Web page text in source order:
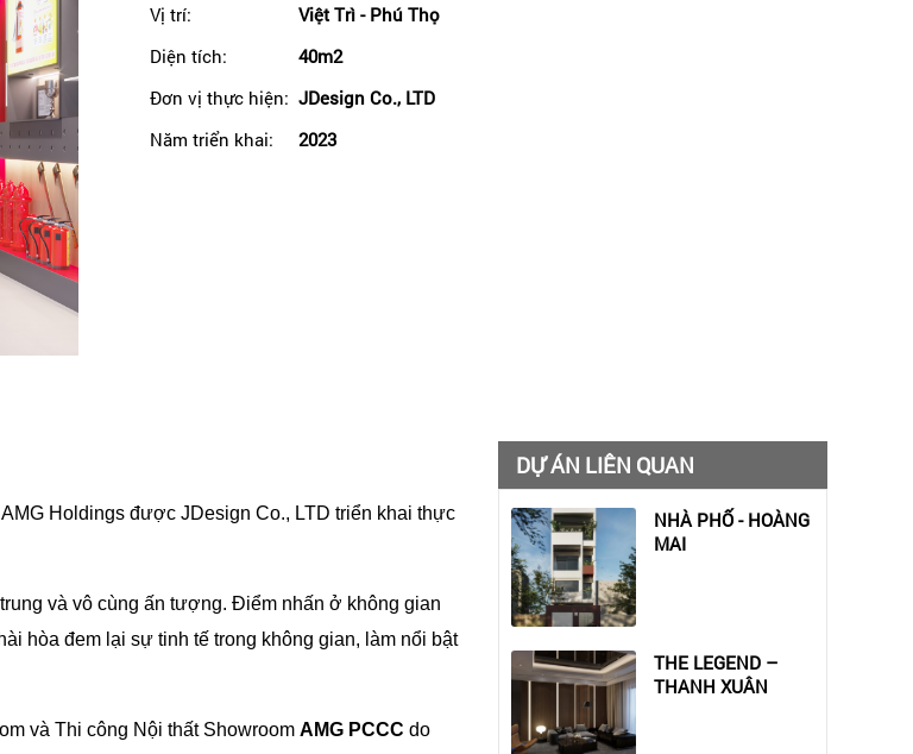
Vị trí:
Việt Trì - Phú Thọ
Diện tích:
40m2
Đơn vị thực hiện: JDesign Co., LTD
Năm triển khai:
2023
Holdings được JDesign Co., LTD triển khai thực
và vô cùng ấn tượng. Điểm nhấn ở không gian
hòa đem lại sự tinh tế trong không gian, làm nổi bật
và Thi công Nội thất Showroom AMG PCCC do
DỰ ÁN LIÊN QUAN
NHÀ PHỐ - HOÀNG
MAI
THE LEGEND –
THANH XUÂN